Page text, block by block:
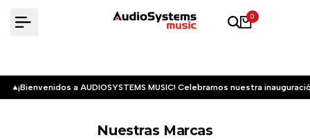
0
¡Bienvenidos a AUDIOSYSTEMS MUSIC! Celebramos nuestra
Nuestras Marcas